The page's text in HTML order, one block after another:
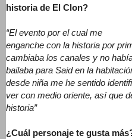
historia de El Clon?
“El evento por el cual me
enganche con la historia por
cambiaba los canales y no
bailaba para Said en la
desde niña me he sentido
ver con medio oriente, así que
historia”
¿Cuál personaje te gusta